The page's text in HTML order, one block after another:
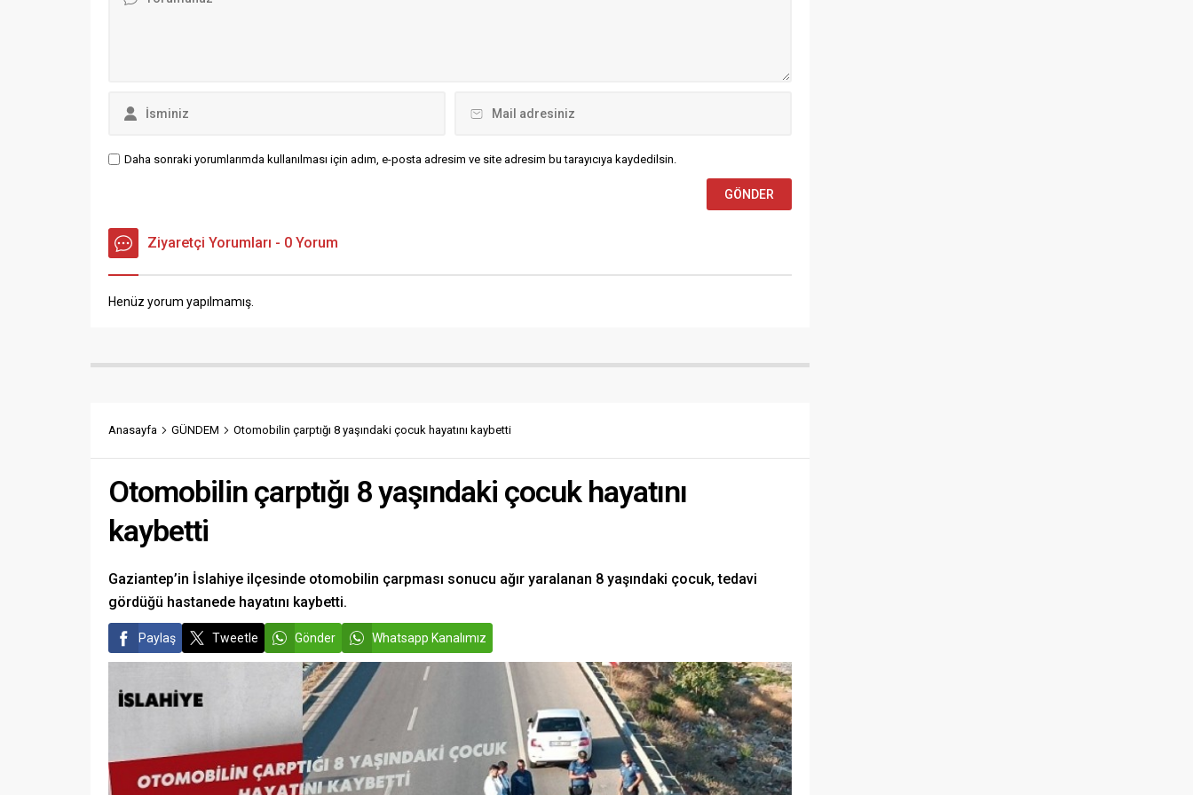
Daha sonraki yorumlarımda kullanılması için adım, e-posta adresim ve site adresim bu tarayıcıya kaydedilsin.
Ziyaretçi Yorumları - 0 Yorum
Henüz yorum yapılmamış.
Anasayfa GÜNDEM Otomobilin çarptığı 8 yaşındaki çocuk hayatını kaybetti
Otomobilin çarptığı 8 yaşındaki çocuk hayatını
kaybetti
Gaziantep’in İslahiye ilçesinde otomobilin çarpması sonucu ağır yaralanan 8 yaşındaki çocuk, tedavi
gördüğü hastanede hayatını kaybetti.
Paylaş Tweetle Gönder Whatsapp Kanalımız